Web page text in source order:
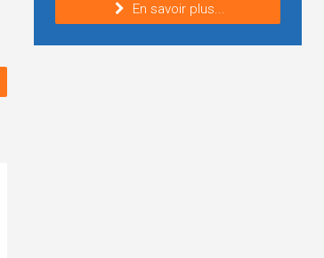
En savoir plus...